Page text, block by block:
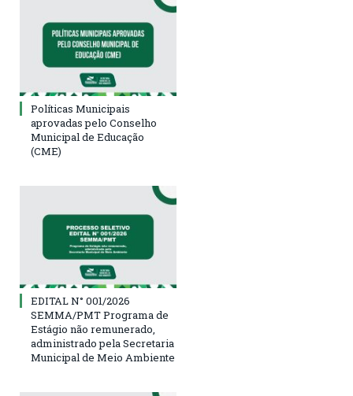
Políticas Municipais
aprovadas pelo Conselho
Municipal de Educação
(CME)
EDITAL N° 001/2026
SEMMA/PMT Programa de
Estágio não remunerado,
administrado pela Secretaria
Municipal de Meio Ambiente